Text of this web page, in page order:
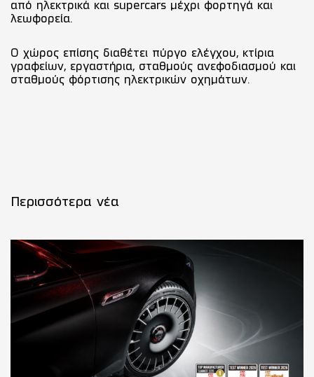
από ηλεκτρικά και supercars μέχρι φορτηγά και
λεωφορεία.
Ο χώρος επίσης διαθέτει πύργο ελέγχου, κτίρια
γραφείων, εργαστήρια, σταθμούς ανεφοδιασμού και
σταθμούς φόρτισης ηλεκτρικών οχημάτων.
Περισσότερα νέα